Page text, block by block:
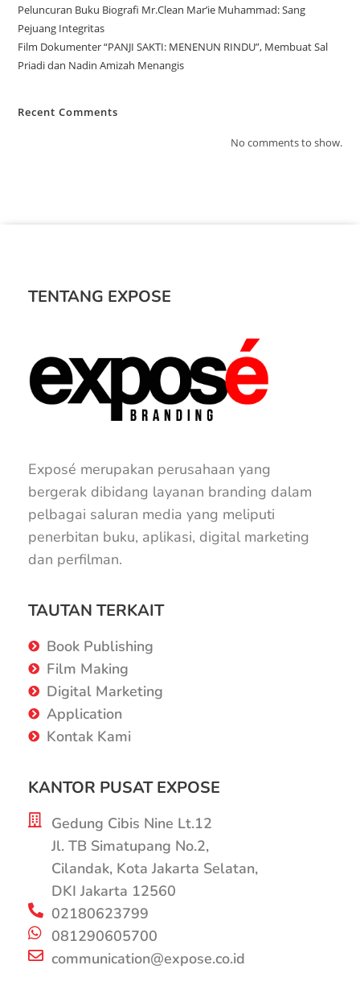
Peluncuran Buku Biografi Mr.Clean Mar’ie Muhammad: Sang
Pejuang Integritas
Film Dokumenter “PANJI SAKTI: MENENUN RINDU”, Membuat Sal
Priadi dan Nadin Amizah Menangis
Recent Comments
No comments to show.
TENTANG EXPOSE
Exposé merupakan perusahaan yang
bergerak dibidang layanan branding dalam
pelbagai saluran media yang meliputi
penerbitan buku, aplikasi, digital marketing
dan perfilman.
TAUTAN TERKAIT
Book Publishing
Film Making
Digital Marketing
Application
Kontak Kami
KANTOR PUSAT EXPOSE
Gedung Cibis Nine Lt.12
Jl. TB Simatupang No.2,
Cilandak, Kota Jakarta Selatan,
DKI Jakarta 12560
02180623799
081290605700
communication@expose.co.id